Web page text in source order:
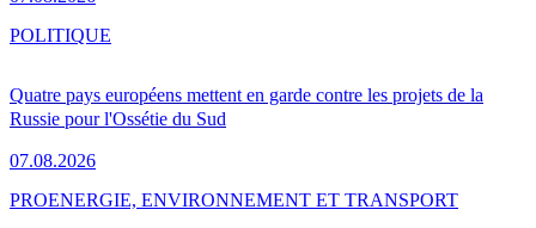
Quatre pays européens mettent en garde contre les projets de la
Russie pour l'Ossétie du Sud
07.08.2026
POLITIQUE
PROENERGIE, ENVIRONNEMENT ET TRANSPORT